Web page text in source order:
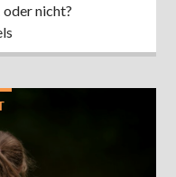
nicht?